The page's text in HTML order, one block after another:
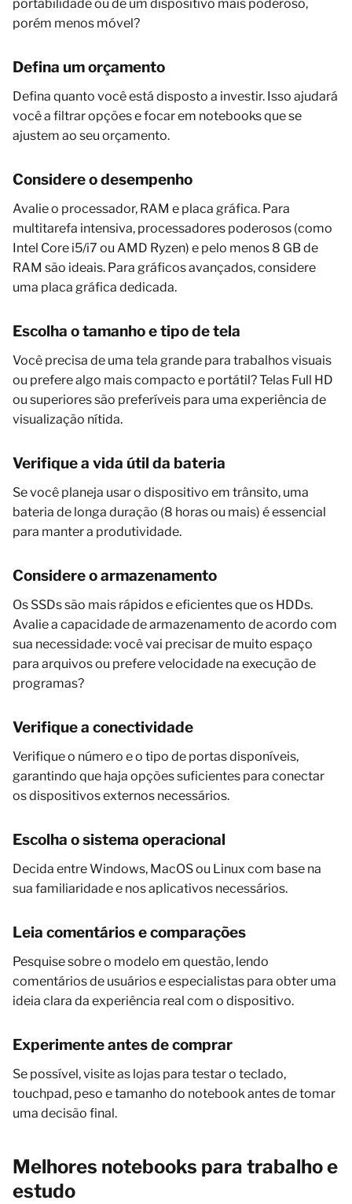
portabilidade ou de um dispositivo mais poderoso,
porém menos móvel?
Defina um orçamento
Defina quanto você está disposto a investir. Isso ajudará
você a filtrar opções e focar em notebooks que se
ajustem ao seu orçamento.
Considere o desempenho
Avalie o processador, RAM e placa gráfica. Para
multitarefa intensiva, processadores poderosos (como
Intel Core i5/i7 ou AMD Ryzen) e pelo menos 8 GB de
RAM são ideais. Para gráficos avançados, considere
uma placa gráfica dedicada.
Escolha o tamanho e tipo de tela
Você precisa de uma tela grande para trabalhos visuais
ou prefere algo mais compacto e portátil? Telas Full HD
ou superiores são preferíveis para uma experiência de
visualização nítida.
Verifique a vida útil da bateria
Se você planeja usar o dispositivo em trânsito, uma
bateria de longa duração (8 horas ou mais) é essencial
para manter a produtividade.
Considere o armazenamento
Os SSDs são mais rápidos e eficientes que os HDDs.
Avalie a capacidade de armazenamento de acordo com
sua necessidade: você vai precisar de muito espaço
para arquivos ou prefere velocidade na execução de
programas?
Verifique a conectividade
Verifique o número e o tipo de portas disponíveis,
garantindo que haja opções suficientes para conectar
os dispositivos externos necessários.
Escolha o sistema operacional
Decida entre Windows, MacOS ou Linux com base na
sua familiaridade e nos aplicativos necessários.
Leia comentários e comparações
Pesquise sobre o modelo em questão, lendo
comentários de usuários e especialistas para obter uma
ideia clara da experiência real com o dispositivo.
Experimente antes de comprar
Se possível, visite as lojas para testar o teclado,
touchpad, peso e tamanho do notebook antes de tomar
uma decisão final.
Melhores notebooks para trabalho e
estudo